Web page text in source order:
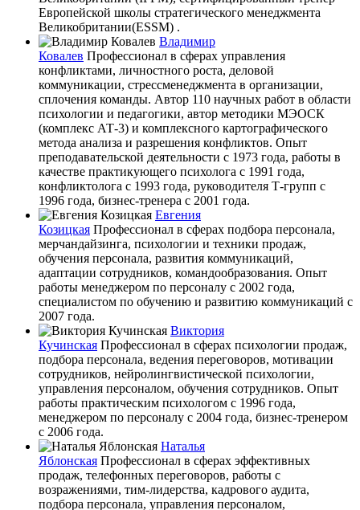
Европейской школы стратегического менеджмента
Великобритании(ESSM) .
Владимир
Ковалев Профессионал в сферах управления
конфликтами, личностного роста, деловой
коммуникации, стрессменеджмента в организации,
сплочения команды. Автор 110 научных работ в области
психологии и педагогики, автор методики МЭОСК
(комплекс АТ-3) и комплексного картографического
метода анализа и разрешения конфликтов. Опыт
преподавательской деятельности с 1973 года, работы в
качестве практикующего психолога с 1991 года,
конфликтолога с 1993 года, руководителя Т-групп с
1996 года, бизнес-тренера с 2001 года.
Евгения
Козицкая Профессионал в сферах подбора персонала,
мерчандайзинга, психологии и техники продаж,
обучения персонала, развития коммуникаций,
адаптации сотрудников, командообразования. Опыт
работы менеджером по персоналу с 2002 года,
специалистом по обучению и развитию коммуникаций с
2007 года.
Виктория
Кучинская Профессионал в сферах психологии продаж,
подбора персонала, ведения переговоров, мотивации
сотрудников, нейролингвистической психологии,
управления персоналом, обучения сотрудников. Опыт
работы практическим психологом с 1996 года,
менеджером по персоналу с 2004 года, бизнес-тренером
с 2006 года.
Наталья
Яблонская Профессионал в сферах эффективных
продаж, телефонных переговоров, работы с
возражениями, тим-лидерства, кадрового аудита,
подбора персонала, управления персоналом,